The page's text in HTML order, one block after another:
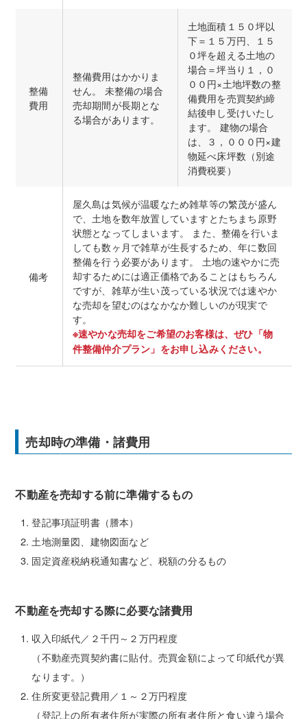
整備
費用
整備費用はかかりま
せん。 未整備の場合
売却期間が長期とな
る場合があります。
土地面積１５０坪以
下＝１５万円、１５
０坪を超える土地の
場合＝坪当り１，０
００円×土地坪数の整
備費用を売買契約締
結後申し受けいたし
ます。 建物の場合
は、３，０００円×建
物延べ床坪数（別途
消費税要）
備考
屋久島は気候が温暖なため雑草等の繁茂が盛ん
で、土地を数年放置していますとたちまち原野
状態となってしまいます。 また、整備を行いま
しても数ヶ月で雑草が生長するため、年に数回
整備を行う必要があります。 土地の速やかに売
却するためには適正価格であることはもちろん
ですが、雑草が生い茂っている状況では速やか
な売却を望むのはなかなか難しいのが現実で
す。
※速やかな売却をご希望のお客様は、ぜひ「物
件整備仲介プラン」をお申し込みください。
売却時の準備・諸費用
不動産を売却する前に準備するもの
登記事項証明書（謄本）
土地測量図、建物図面など
固定資産税納税通知書など、税額の分るもの
不動産を売却する際に必要な諸費用
収入印紙代／２千円～２万円程度
（不動産売買契約書に貼付。売買金額によって印紙代が異
なります。）
住所変更登記費用／１～２万円程度
（登記上の所有者住所が実際の所有者住所と食い違う場合